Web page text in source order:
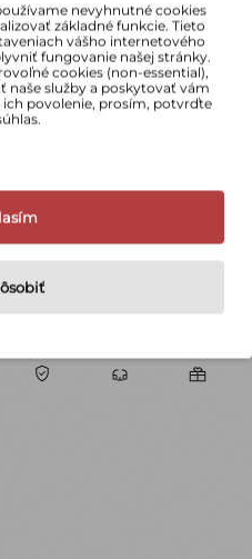
Oficiálna Nikon distribúcia Odborné poradenstvo Darček k nákupu
nevyhnutné cookies
základné funkcie. Tieto
vášho internetového
fungovanie našej stránky.
cookies (non-essential),
naše služby a poskytovať vám
ich povolenie, prosím, potvrďte